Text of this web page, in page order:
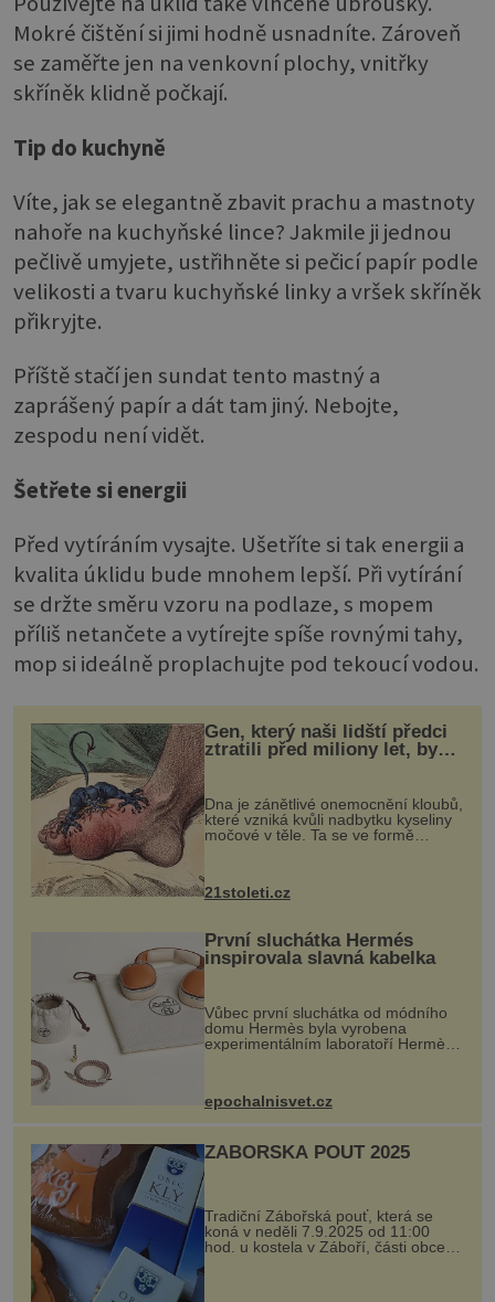
Mokré čištění si jimi hodně usnadníte. Zároveň
se zaměřte jen na venkovní plochy, vnitřky
skříněk klidně počkají.
Tip do kuchyně
Víte, jak se elegantně zbavit prachu a mastnoty
nahoře na kuchyňské lince? Jakmile ji jednou
pečlivě umyjete, ustřihněte si pečicí papír podle
velikosti a tvaru kuchyňské linky a vršek skříněk
přikryjte.
Příště stačí jen sundat tento mastný a
zaprášený papír a dát tam jiný. Nebojte,
zespodu není vidět.
Šetřete si energii
Před vytíráním vysajte. Ušetříte si tak energii a
kvalita úklidu bude mnohem lepší. Při vytírání
se držte směru vzoru na podlaze, s mopem
příliš netančete a vytírejte spíše rovnými tahy,
mop si ideálně proplachujte pod tekoucí vodou.
Gen, který naši lidští předci
ztratili před miliony let, by
mohl pomoci s léčbou
„nemoci králů“
Dna je zánětlivé onemocnění kloubů,
které vzniká kvůli nadbytku kyseliny
močové v těle. Ta se ve formě
nohou, a způsobuje bole...
21stoleti.cz
První sluchátka Hermés
inspirovala slavná kabelka
Vůbec první sluchátka od módního
domu Hermès byla vyrobena
experimentálním laboratoří Hermès
kovový...
epochalnisvet.cz
ZÁBOŘSKÁ POUŤ 2025
Tradiční Zábořská pouť, která se
koná v neděli 7.9.2025 od 11:00
hod. u kostela v Záboří, části obce
Kly u Mělníka. V programu naleznete
komentovanou prohlídku kostela,